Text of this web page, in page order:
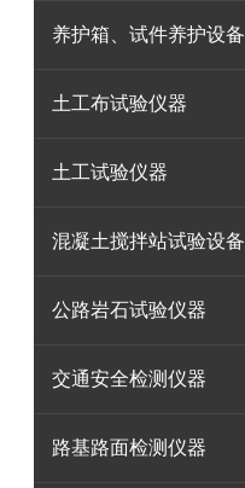
养护箱、试件养护设备
土工布试验仪器
土工试验仪器
混凝土搅拌站试验设备
公路岩石试验仪器
交通安全检测仪器
路基路面检测仪器